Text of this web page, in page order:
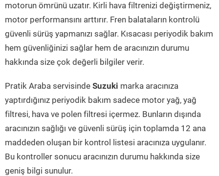
motorun ömrünü uzatır. Kirli hava filtrenizi değiştirmeniz,
motor performansını arttırır. Fren balataların kontrolü
güvenli sürüş yapmanızı sağlar. Kısacası periyodik bakım
hem güvenliğinizi sağlar hem de aracınızın durumu
hakkında size çok değerli bilgiler verir.
Pratik Araba servisinde Suzuki marka aracınıza
yaptırdığınız periyodik bakım sadece motor yağ, yağ
filtresi, hava ve polen filtresi içermez. Bunların dışında
aracınızın sağlığı ve güvenli sürüş için toplamda 12 ana
maddeden oluşan bir kontrol listesi aracınıza uygulanır.
Bu kontroller sonucu aracınızın durumu hakkında size
geniş bilgi sunulur.